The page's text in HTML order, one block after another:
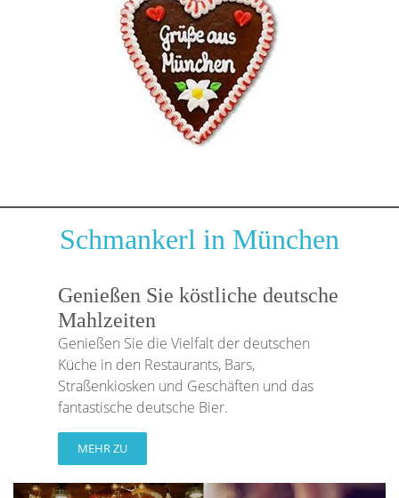
Schmankerl in München
Genießen Sie köstliche deutsche
Mahlzeiten
Genießen Sie die Vielfalt der deutschen
Küche in den Restaurants, Bars,
Straßenkiosken und Geschäften und das
fantastische deutsche Bier.
MEHR ZU